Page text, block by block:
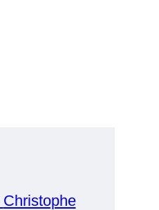
Christophe